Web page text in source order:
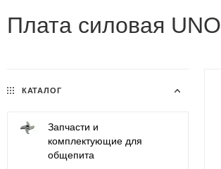
Плата силовая
КАТАЛОГ
Запчасти и
комплектующие для
общепита